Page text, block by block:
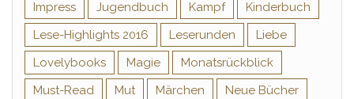
Impress
Jugendbuch Kampf
Kinderbuch
Lese-Highlights 2016
Leserunden
Liebe
Lovelybooks
Magie
Monatsrückblick
Must-Read
Mut Märchen
Neue Bücher